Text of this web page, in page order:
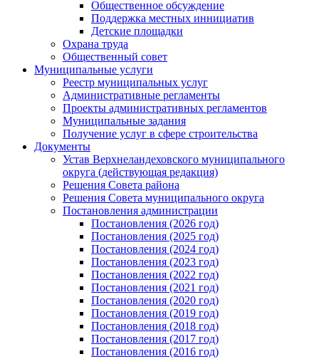
Общественное обсуждение
Поддержка местных иннициатив
Детские площадки
Охрана труда
Общественный совет
Муниципальные услуги
Реестр муниципальных услуг
Административные регламенты
Проекты административных регламентов
Муниципальные задания
Получение услуг в сфере строительства
Документы
Устав Верхнеландеховского муниципального
округа (действующая редакция)
Решения Совета района
Решения Совета муниципального округа
Постановления администрации
Постановления (2026 год)
Постановления (2025 год)
Постановления (2024 год)
Постановления (2023 год)
Постановления (2022 год)
Постановления (2021 год)
Постановления (2020 год)
Постановления (2019 год)
Постановления (2018 год)
Постановления (2017 год)
Постановления (2016 год)